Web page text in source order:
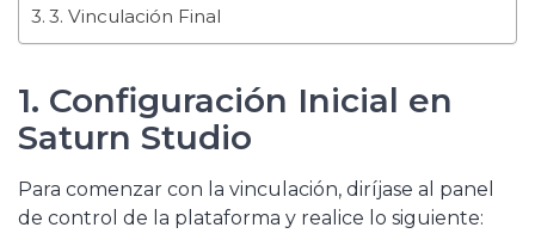
3. Vinculación Final
1. Configuración Inicial en
Saturn Studio
Para comenzar con la vinculación, diríjase al panel
de control de la plataforma y realice lo siguiente: